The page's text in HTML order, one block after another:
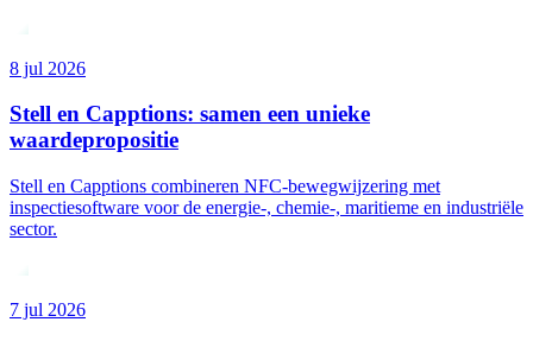
8 jul 2026
Stell en Capptions: samen een unieke
waardepropositie
Stell en Capptions combineren NFC-bewegwijzering met
inspectiesoftware voor de energie-, chemie-, maritieme en industriële
sector.
7 jul 2026